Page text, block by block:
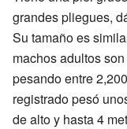
grandes pliegues,
Su tamaño es
machos adultos
pesando entre
registrado pesó
de alto y hasta 4